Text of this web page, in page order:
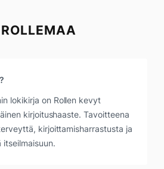
ROLLEMAA
lokikirja on Rollen kevyt
kirjoitushaaste. Tavoitteena
kirjoittamisharrastusta ja